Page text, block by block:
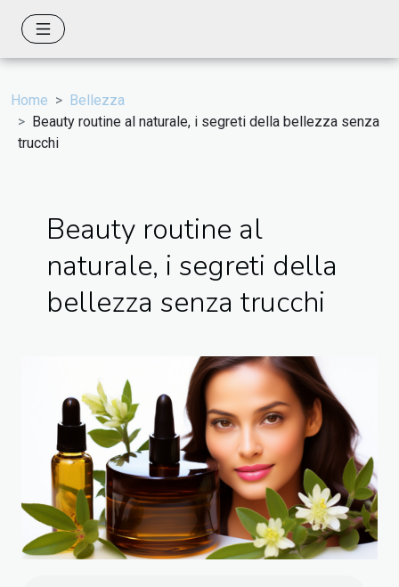
Home
Bellezza
Beauty routine al naturale, i segreti della bellezza senza
trucchi
Beauty routine al
naturale, i segreti della
bellezza senza trucchi